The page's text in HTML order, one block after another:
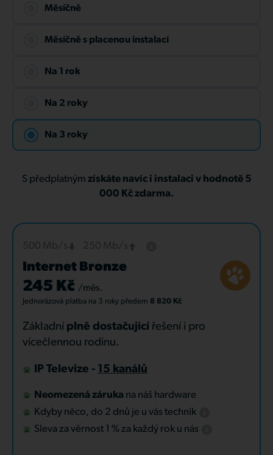
Měsíčně
Měsíčně s placenou instalací
Na 1 rok
Na 2 roky
Na 3 roky
S předplatným získáte navíc i instalaci v hodnotě 5
000 Kč zdarma.
Internet Bronze
245 Kč /měs.
Jednorázová platba na 3 roky předem 8 820 Kč
Základní plně dostačující řešení i pro
vícečlennou rodinu.
IP Televize - 15 kanálů
Neomezená záruka na náš hardware
Kdyby něco, do 2 dnů je u vás technik
Sleva za věrnost 1 % za každý rok u nás